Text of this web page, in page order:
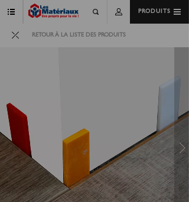
PRODUITS
RETOUR À LA LISTE DES PRODUITS